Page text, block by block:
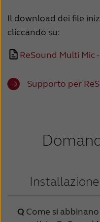
Schweiz
Suomi
Türkçe
Il download dei file
cliccando su:
ReSound Multi Mic
Supporto per
Come si